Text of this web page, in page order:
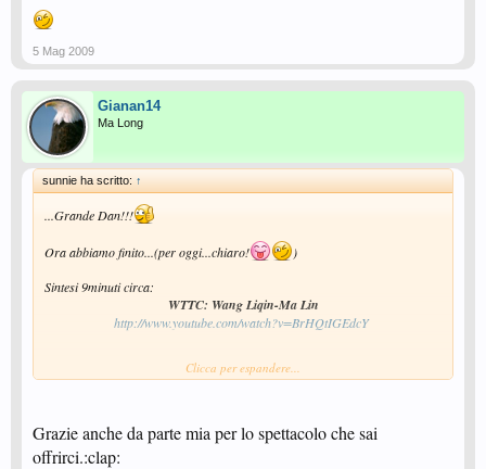
5 Mag 2009
Gianan14
Ma Long
sunnie ha scritto: ↑
...Grande Dan!!!
Ora abbiamo finito...(per oggi...chiaro!
)
Sintesi 9minuti circa:
WTTC: Wang Liqin-Ma Lin
http://www.youtube.com/watch?v=BrHQtIGEdcY​
Clicca per espandere...
Grazie anche da parte mia per lo spettacolo che sai
offrirci.:clap: